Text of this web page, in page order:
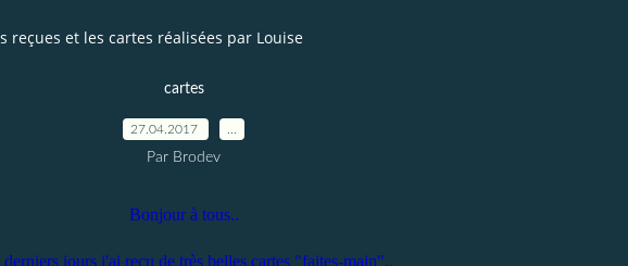
reçues et les cartes réalisées par Louise
cartes
27.04.2017
Par Brodev
Bonjour à tous..
derniers jours j'ai reçu de très belles cartes "faites-main"..